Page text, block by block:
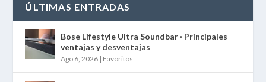
ÚLTIMAS ENTRADAS
Bose Lifestyle Ultra Soundbar · Principales
ventajas y desventajas
Ago 6, 2026 | Favoritos